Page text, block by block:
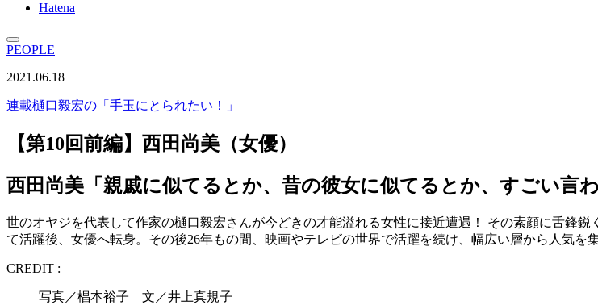
Hatena
PEOPLE
2021.06.18
連載樋口毅宏の「手玉にとられたい！」
【第10回前編】西田尚美（女優）
西田尚美「親戚に似てるとか、昔の彼女に似てるとか、すごい言
世のオヤジを代表して作家の樋口毅宏さんが今どきの才能溢れる女性に接近遭遇！ その素顔に舌鋒
て活躍後、女優へ転身。その後26年もの間、映画やテレビの世界で活躍を続け、幅広い層から人気を
CREDIT :
写真／椙本裕子 文／井上真規子